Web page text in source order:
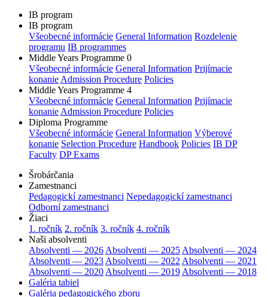
IB program
IB program
Všeobecné informácie General Information Rozdelenie
programu IB programmes
Middle Years Programme 0
Všeobecné informácie General Information Prijímacie
konanie Admission Procedure Policies
Middle Years Programme 4
Všeobecné informácie General Information Prijímacie
konanie Admission Procedure Policies
Diploma Programme
Všeobecné informácie General Information Výberové
konanie Selection Procedure Handbook Policies IB DP
Faculty DP Exams
Šrobárčania
Zamestnanci
Pedagogickí zamestnanci Nepedagogickí zamestnanci
Odborní zamestnanci
Žiaci
1. ročník 2. ročník 3. ročník 4. ročník
Naši absolventi
Absolventi — 2026 Absolventi — 2025 Absolventi — 2024
Absolventi — 2023 Absolventi — 2022 Absolventi — 2021
Absolventi — 2020 Absolventi — 2019 Absolventi — 2018
Galéria tabiel
Galéria pedagogického zboru